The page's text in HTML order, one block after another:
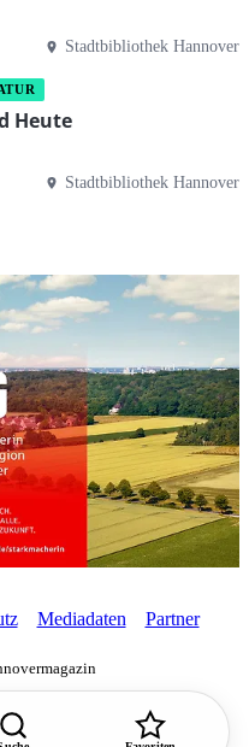
Stadtbibliothek Hannover
Heute
Stadtbibliothek Hannover
Mediadaten Partner